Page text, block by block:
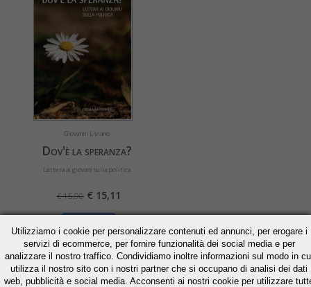
Giovanni Liviano
Dov'è la speranza?
Lettera ai giovani sulla politica
€ 15,90 € 15,11
» Scheda libro
Utilizziamo i cookie per personalizzare contenuti ed annunci, per erogare i
servizi di ecommerce, per fornire funzionalità dei social media e per
analizzare il nostro traffico. Condividiamo inoltre informazioni sul modo in
utilizza il nostro sito con i nostri partner che si occupano di analisi dei dati
web, pubblicità e social media. Acconsenti ai nostri cookie per utilizzare